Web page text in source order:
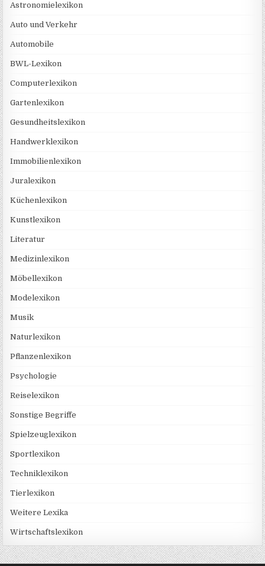
Astronomielexikon
Auto und Verkehr
Automobile
BWL-Lexikon
Computerlexikon
Gartenlexikon
Gesundheitslexikon
Handwerklexikon
Immobilienlexikon
Juralexikon
Küchenlexikon
Kunstlexikon
Literatur
Medizinlexikon
Möbellexikon
Modelexikon
Musik
Naturlexikon
Pflanzenlexikon
Psychologie
Reiselexikon
Sonstige Begriffe
Spielzeuglexikon
Sportlexikon
Techniklexikon
Tierlexikon
Weitere Lexika
Wirtschaftslexikon